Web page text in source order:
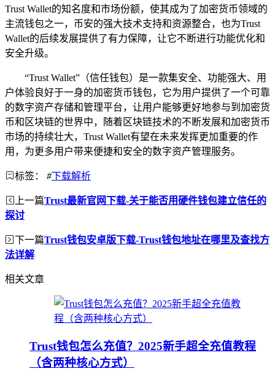
Trust Wallet的知名度和市场份额，使其成为了加密货币领域的
主流钱包之一，币安的强大技术支持和资源整合，也为Trust
Wallet的后续发展提供了有力保障，让它不断进行功能优化和
安全升级。
“Trust Wallet”（信任钱包）是一款集安全、功能强大、用
户体验良好于一身的加密货币钱包，它为用户提供了一个可靠
的数字资产存储和管理平台，让用户能够更好地参与到加密货
币和区块链的世界中，随着区块链技术的不断发展和加密货币
市场的持续壮大，Trust Wallet有望在未来发挥更加重要的作
用，为更多用户带来便捷和安全的数字资产管理服务。
标签： #下载解析
上一篇Trust最新官网下载-关于能否用硬件钱包建立信任的
探讨
下一篇Trust钱包安卓版下载-Trust钱包地址在哪里及查找方
法详解
相关文章
Trust钱包怎么充值？2025新手超全充值教程
（含两种核心方式）